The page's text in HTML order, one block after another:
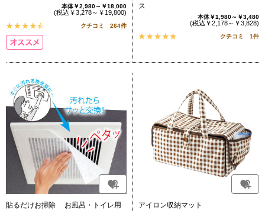
本体￥2,980～￥18,000
(税込￥3,278～￥19,800)
クチコミ 264件
ス
本体￥1,980～￥3,480
(税込￥2,178～￥3,828)
クチコミ 1件
貼るだけお掃除 お風呂・トイレ用
アイロン収納マット